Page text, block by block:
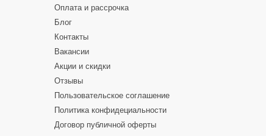
Оплата и рассрочка
Блог
Контакты
Вакансии
Акции и скидки
Отзывы
Пользовательское соглашение
Политика конфидециальности
Договор публичной оферты